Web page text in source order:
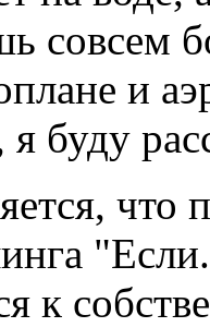
совсем
и
буду
что
к